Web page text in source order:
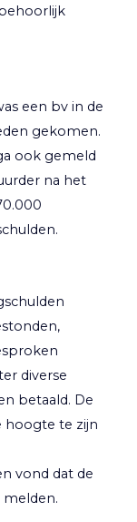
een bv in de
gekomen.
ook gemeld
na het
diverse
betaald. De
hoogte te zijn
vond dat de